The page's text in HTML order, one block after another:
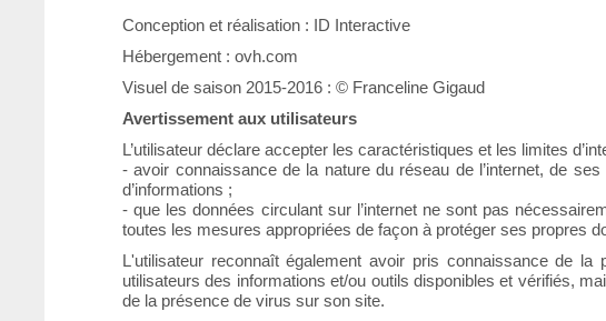
Conception et réalisation : ID Interactive
Hébergement : ovh.com
Visuel de saison 2015-2016 : © Franceline Gigaud
Avertissement aux utilisateurs
L’utilisateur déclare accepter les caractéristiques et les limites
- avoir connaissance de la nature du réseau de l’internet, de
d’informations ;
- que les données circulant sur l’internet ne sont pas
toutes les mesures appropriées de façon à protéger ses propres
L'utilisateur reconnaît également avoir pris connaissance de
utilisateurs des informations et/ou outils disponibles et vérifiés,
de la présence de virus sur son site.